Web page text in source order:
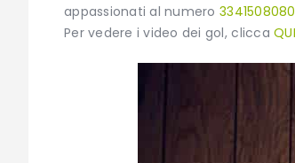
appassionati al numero 3341508080
Per vedere i video dei gol, cliccaQUI